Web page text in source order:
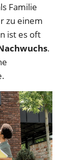
Familie
zu einem
ist es oft
.